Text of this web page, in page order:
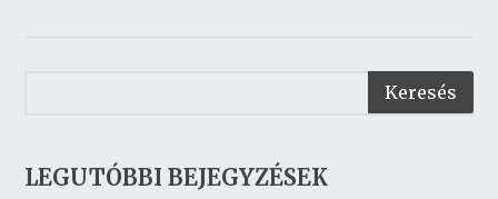
LEGUTÓBBI BEJEGYZÉSEK